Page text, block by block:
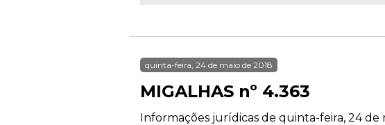
quinta-feira, 24 de maio de 2018
MIGALHAS nº 4.363
Informações jurídicas de quinta-feira, 24 de